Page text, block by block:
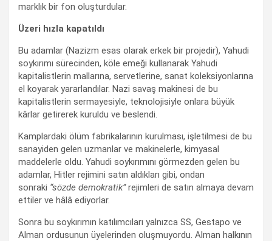
marklık bir fon oluşturdular.
Üzeri hızla kapatıldı
Bu adamlar (Nazizm esas olarak erkek bir projedir), Yahudi
soykırımı sürecinden, köle emeği kullanarak Yahudi
kapitalistlerin mallarına, servetlerine, sanat koleksiyonlarına
el koyarak yararlandılar. Nazi savaş makinesi de bu
kapitalistlerin sermayesiyle, teknolojisiyle onlara büyük
kârlar getirerek kuruldu ve beslendi.
Kamplardaki ölüm fabrikalarının kurulması, işletilmesi de bu
sanayiden gelen uzmanlar ve makinelerle, kimyasal
maddelerle oldu. Yahudi soykırımını görmezden gelen bu
adamlar, Hitler rejimini satın aldıkları gibi, ondan
sonraki “sözde demokratik”rejimleri de satın almaya devam
ettiler ve hâlâ ediyorlar.
Sonra bu soykırımın katılımcıları yalnızca SS, Gestapo ve
Alman ordusunun üyelerinden oluşmuyordu. Alman halkının